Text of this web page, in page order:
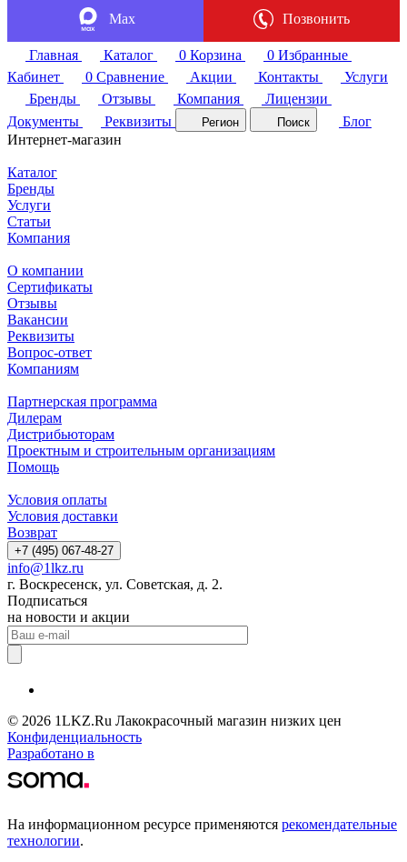
Max Позвонить
Главная Каталог 0 Корзина 0 Избранные
Кабинет
0 Сравнение Акции Контакты
Услуги
Бренды
Отзывы Компания
Лицензии
Документы
Реквизиты Регион Поиск
Блог
Интернет-магазин
Каталог
Бренды
Услуги
Статьи
Компания
О компании
Сертификаты
Отзывы
Вакансии
Реквизиты
Вопрос-ответ
Компаниям
Партнерская программа
Дилерам
Дистрибьюторам
Проектным и строительным организациям
Помощь
Условия оплаты
Условия доставки
Возврат
+7 (495) 067-48-27
info@1lkz.ru
г. Воскресенск, ул. Советская, д. 2.
Подписаться
на новости и акции
© 2026 1LKZ.Ru Лакокрасочный магазин низких цен
Конфиденциальность
Разработано в
На информационном ресурсе применяются рекомендательные
технологии.